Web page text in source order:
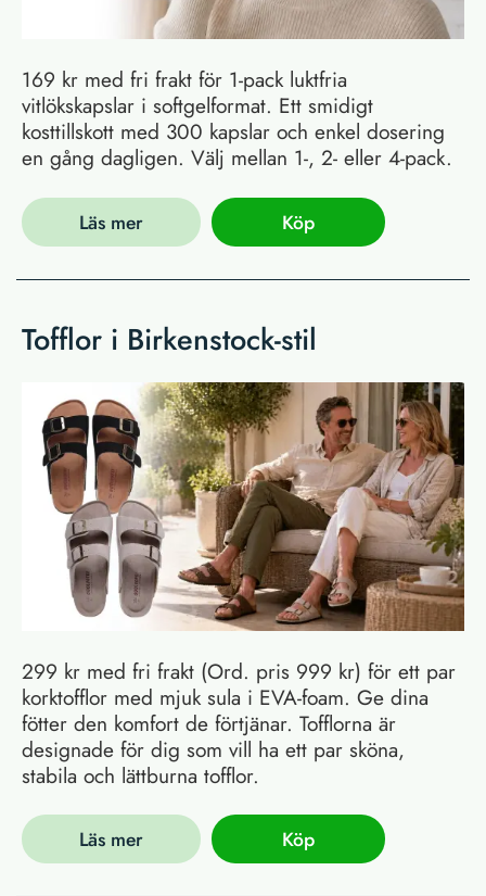
169 kr med fri frakt för 1-pack luktfria
vitlökskapslar i softgelformat. Ett smidigt
kosttillskott med 300 kapslar och enkel dosering
en gång dagligen. Välj mellan 1-, 2- eller 4-pack.
Läs mer Köp
Tofflor i Birkenstock-stil
299 kr med fri frakt (Ord. pris 999 kr) för ett par
korktofflor med mjuk sula i EVA-foam. Ge dina
fötter den komfort de förtjänar. Tofflorna är
designade för dig som vill ha ett par sköna,
stabila och lättburna tofflor.
Läs mer Köp